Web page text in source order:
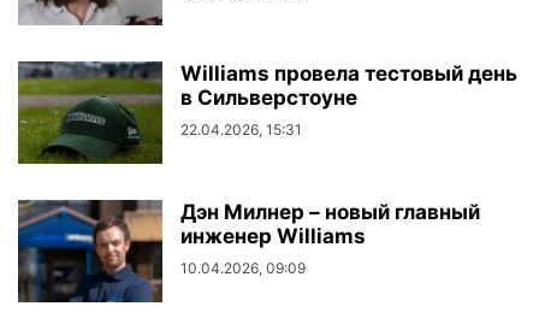
Williams провела тестовый день
в Сильверстоуне
22.04.2026, 15:31
Дэн Милнер – новый главный
инженер Williams
10.04.2026, 09:09